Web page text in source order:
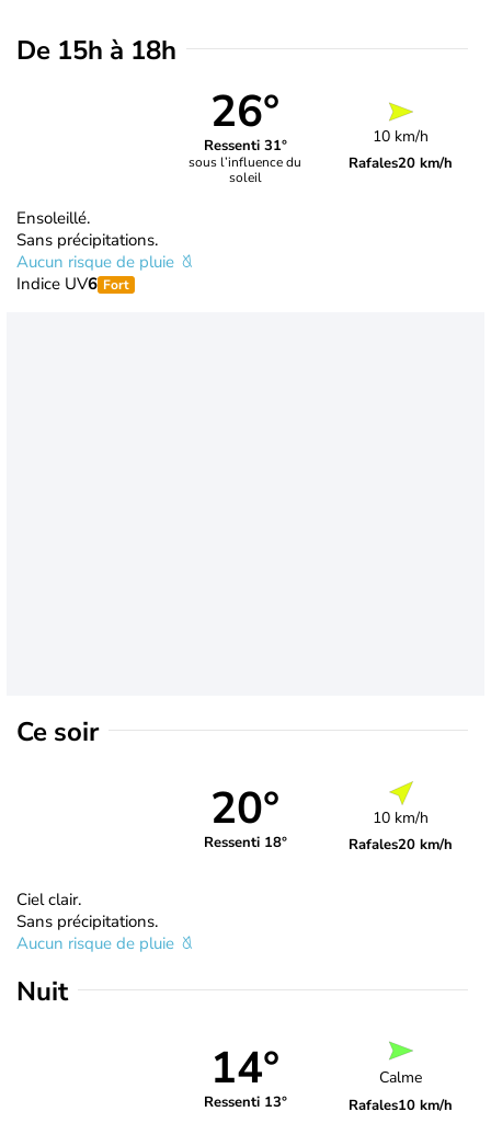
De 15h à 18h
26°
Ressenti 31°
sous l’influence du
soleil
10 km/h
Rafales20 km/h
Ensoleillé.
Sans précipitations.
Aucun risque de pluie
Indice UV6 Fort
Ce soir
20°
Ressenti 18°
10 km/h
Rafales20 km/h
Ciel clair.
Sans précipitations.
Aucun risque de pluie
Nuit
14°
Ressenti 13°
Calme
Rafales10 km/h